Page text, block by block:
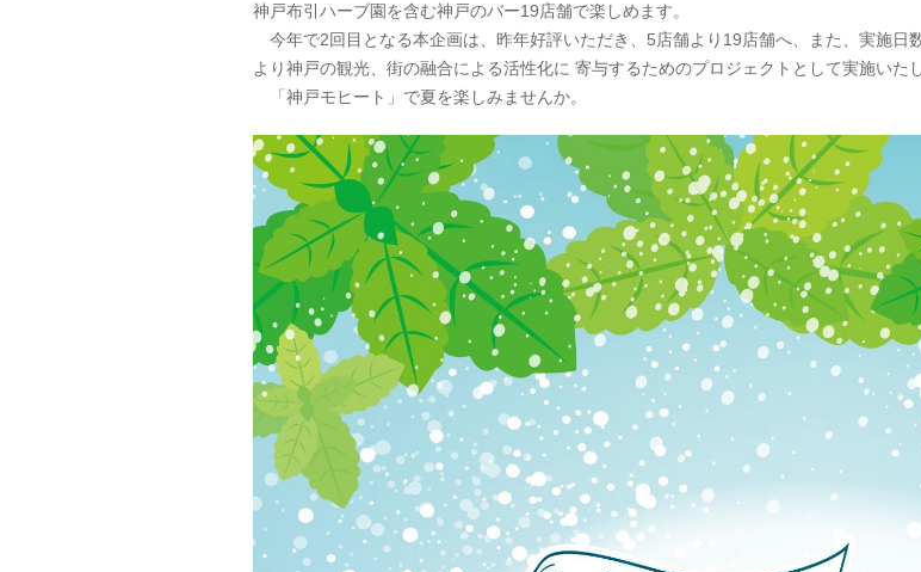
神戸布引ハーブ園を含む神戸のバー19店舗で楽しめます。
今年で2回目となる本企画は、昨年好評いただき、5店舗より19店舗へ、また、実施日
より神戸の観光、街の融合による活性化に 寄与するためのプロジェクトとして実施いた
「神戸モヒート」で夏を楽しみませんか。